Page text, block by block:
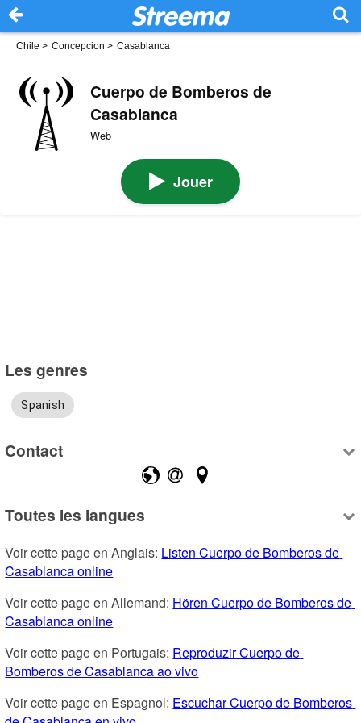
Chile > Concepcion > Casablanca
Cuerpo de Bomberos de
Casablanca
Web
Jouer
Les genres
Spanish
Contact
Toutes les langues
Voir cette page en Anglais: Listen Cuerpo de Bomberos de
Casablanca online
Voir cette page en Allemand: Hören Cuerpo de Bomberos de
Casablanca online
Voir cette page en Portugais: Reproduzir Cuerpo de
Bomberos de Casablanca ao vivo
Voir cette page en Espagnol: Escuchar Cuerpo de Bomberos